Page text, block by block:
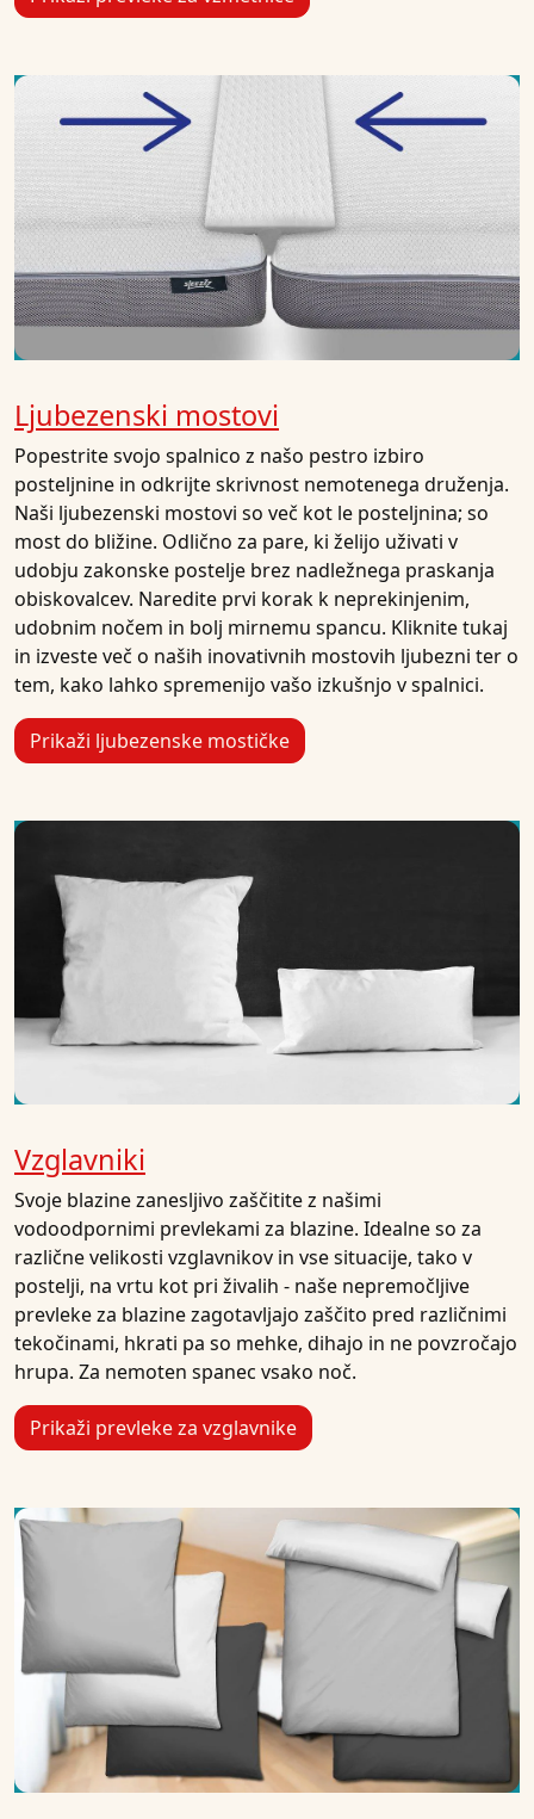
Ljubezenski mostovi
Popestrite svojo spalnico z našo pestro izbiro
posteljnine in odkrijte skrivnost nemotenega druženja.
Naši ljubezenski mostovi so več kot le posteljnina; so
most do bližine. Odlično za pare, ki želijo uživati v
udobju zakonske postelje brez nadležnega praskanja
obiskovalcev. Naredite prvi korak k neprekinjenim,
udobnim nočem in bolj mirnemu spancu. Kliknite tukaj
in izveste več o naših inovativnih mostovih ljubezni ter o
tem, kako lahko spremenijo vašo izkušnjo v spalnici.
Prikaži ljubezenske mostičke
Vzglavniki
Svoje blazine zanesljivo zaščitite z našimi
vodoodpornimi prevlekami za blazine. Idealne so za
različne velikosti vzglavnikov in vse situacije, tako v
postelji, na vrtu kot pri živalih - naše nepremočljive
prevleke za blazine zagotavljajo zaščito pred različnimi
tekočinami, hkrati pa so mehke, dihajo in ne povzročajo
hrupa. Za nemoten spanec vsako noč.
Prikaži prevleke za vzglavnike